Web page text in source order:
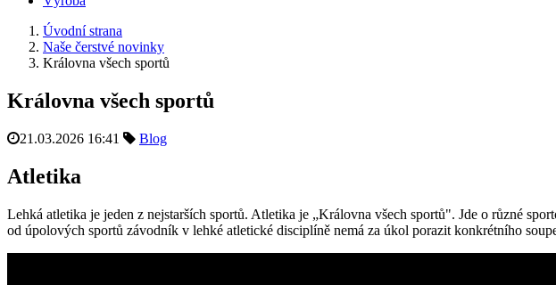
Úvodní strana
Naše čerstvé novinky
Královna všech sportů
Královna všech sportů
21.03.2026 16:41 Blog
Atletika
Lehká atletika je jeden z nejstarších sportů. Atletika je „Královna všech sportů". Jde o různé
od úpolových sportů závodník v lehké atletické disciplíně nemá za úkol porazit konkrétního